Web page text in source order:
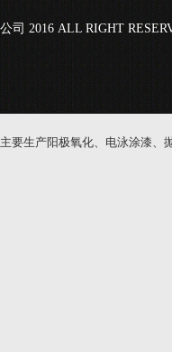
公司 2016 ALL RIGHT
主要生产阳极氧化、电泳涂漆、